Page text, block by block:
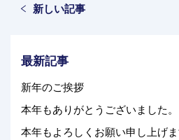
新しい記事
最新記事
新年のご挨拶
本年もありがとうございました。
本年もよろしくお願い申し上げ